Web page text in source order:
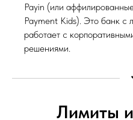
Payin (или
Payment Kids). Это банк
работает с
решениями.
Лимиты